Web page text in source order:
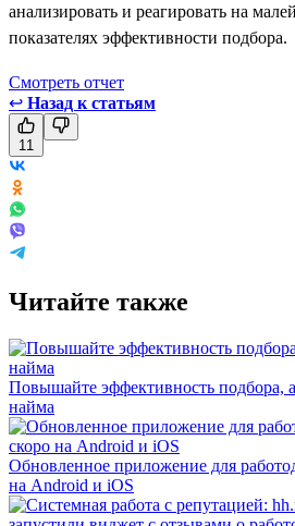
анализировать и реагировать на
показателях эффективности подбора.
Смотреть отчет
↩ Назад к статьям
11
Читайте также
Повышайте эффективность подбора,
найма
Обновленное приложение для
на Android и iOS